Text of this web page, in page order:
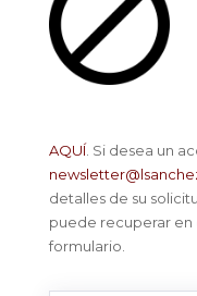
AQUÍ. Si desea un
detalles de su
puede recuperar en
formulario.